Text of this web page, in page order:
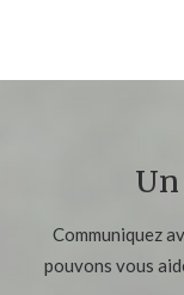
Communiquez
pouvons vous